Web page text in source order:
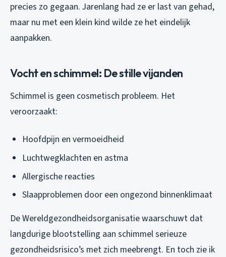
precies zo gegaan. Jarenlang had ze er last van gehad,
maar nu met een klein kind wilde ze het eindelijk
aanpakken.
Vocht en schimmel: De stille vijanden
Schimmel is geen cosmetisch probleem. Het
veroorzaakt:
Hoofdpijn en vermoeidheid
Luchtwegklachten en astma
Allergische reacties
Slaapproblemen door een ongezond binnenklimaat
De Wereldgezondheidsorganisatie waarschuwt dat
langdurige blootstelling aan schimmel serieuze
gezondheidsrisico’s met zich meebrengt. En toch zie ik